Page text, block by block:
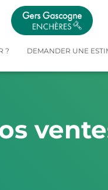
? DEMANDER UNE